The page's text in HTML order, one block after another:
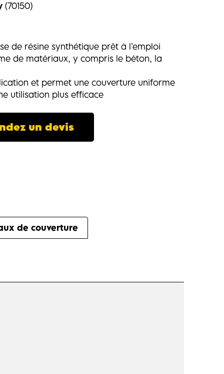
(70150)
de résine synthétique prêt à l’emploi
de matériaux, y compris le béton, la
et permet une couverture uniforme
utilisation plus efficace
un devis
de couverture